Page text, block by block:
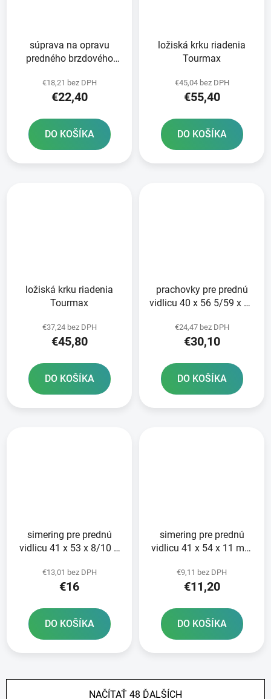
súprava na opravu
predného brzdového
€18,21 bez DPH
€22,40
DO KOŠÍKA
ložiská krku riadenia
Tourmax
€45,04 bez DPH
€55,40
DO KOŠÍKA
ložiská krku riadenia
Tourmax
€37,24 bez DPH
€45,80
DO KOŠÍKA
prachovky pre prednú
vidlicu 40 x 56 5/59 x 15
ATHENA sada pre 2
tlmiče
€24,47 bez DPH
€30,10
DO KOŠÍKA
simering pre prednú
vidlicu 41 x 53 x 8/10 5
opravu 2 tlmičov
€13,01 bez DPH
€16
DO KOŠÍKA
simering pre prednú
vidlicu 41 x 54 x 11 mm
sada na opravu 2
tlmičov
€9,11 bez DPH
€11,20
DO KOŠÍKA
NAČÍTAŤ 48 ĎALŠÍCH